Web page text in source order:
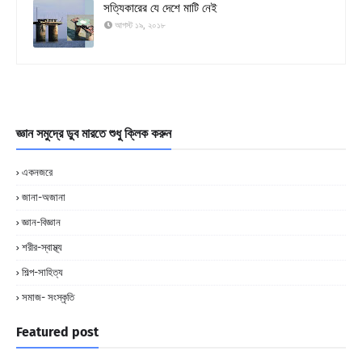
সত্যিকারের যে দেশে মাটি নেই
আগস্ট ১৯, ২০১৮
জ্ঞান সমুদ্রে ডুব মারতে শুধু ক্লিক করুন
একনজরে
জানা-অজানা
জ্ঞান-বিজ্ঞান
শরীর-স্বাস্থ্য
শিল্প-সাহিত্য
সমাজ- সংস্কৃতি
Featured post